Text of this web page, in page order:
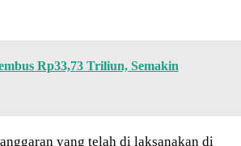
Rp33,73 Triliun, Semakin
yang telah di laksanakan di